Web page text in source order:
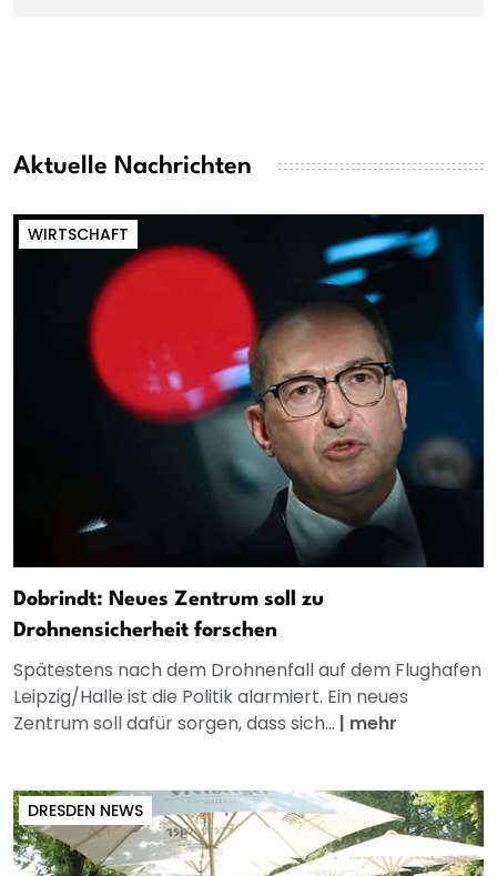
Aktuelle Nachrichten
WIRTSCHAFT
Dobrindt: Neues Zentrum soll zu
Drohnensicherheit forschen
Spätestens nach dem Drohnenfall auf dem Flughafen
Leipzig/Halle ist die Politik alarmiert. Ein neues
Zentrum soll dafür sorgen, dass sich... | mehr
DRESDEN NEWS